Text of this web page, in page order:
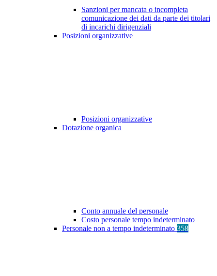
Sanzioni per mancata o incompleta
comunicazione dei dati da parte dei titolari
di incarichi dirigenziali
Posizioni organizzative
Posizioni organizzative
Dotazione organica
Conto annuale del personale
Costo personale tempo indeterminato
Personale non a tempo indeterminato 358